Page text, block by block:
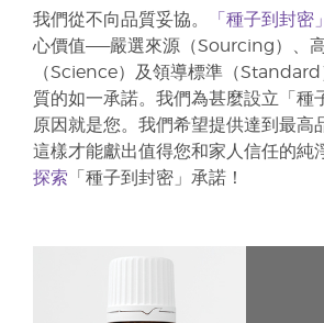
我們從不向品質妥協。 「種子到封密」
心價值——嚴選來源（Sourcing）、
（Science）及領導標準（
質的如一承諾。我們為甚麼設立「種
原因就是您。我們希望提供達到最高
這樣才能獻出值得您和家人信任的純
探索 「種子到封密」承諾！